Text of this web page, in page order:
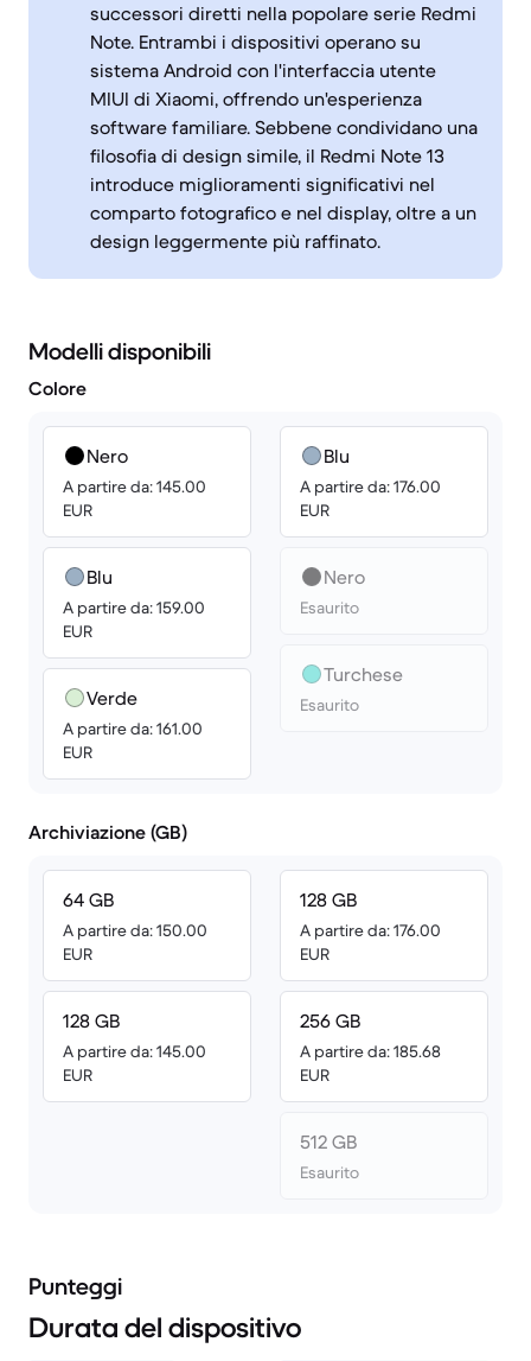
successori diretti nella popolare serie Redmi
Note. Entrambi i dispositivi operano su
sistema Android con l'interfaccia utente
MIUI di Xiaomi, offrendo un'esperienza
software familiare. Sebbene condividano una
filosofia di design simile, il Redmi Note 13
introduce miglioramenti significativi nel
comparto fotografico e nel display, oltre a un
design leggermente più raffinato.
Modelli disponibili
Colore
Nero
A partire da: 145.00
EUR
Blu
A partire da: 159.00
EUR
Verde
A partire da: 161.00
EUR
Blu
A partire da: 176.00
EUR
Nero
Esaurito
Turchese
Esaurito
Archiviazione (GB)
64 GB
A partire da: 150.00
EUR
128 GB
A partire da: 145.00
EUR
128 GB
A partire da: 176.00
EUR
256 GB
A partire da: 185.68
EUR
512 GB
Esaurito
Punteggi
Durata del dispositivo